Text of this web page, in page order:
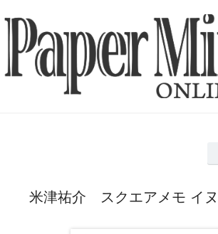
米津祐介 スクエアメモ イ